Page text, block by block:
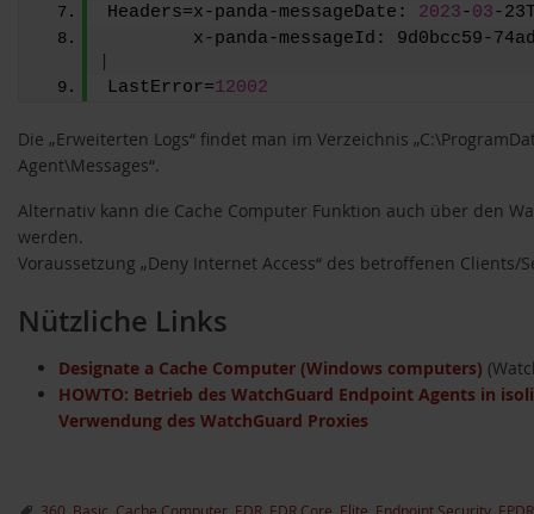
Headers=x-panda-messageDate: 2023-03-
LastError=12002
Die „Erweiterten Logs“ findet man im Verzeichnis
Agent\Messages“.
Alternativ kann die Cache Computer Funktion auch über den
werden.
Voraussetzung „Deny Internet Access“ des betroffenen Clients/
Nützliche Links
Designate a Cache Computer (Windows computers)
HOWTO: Betrieb des WatchGuard Endpoint Agents in
Verwendung des WatchGuard Proxies